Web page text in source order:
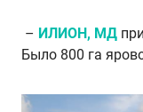
– ИЛИОН, МД
Было 800 га